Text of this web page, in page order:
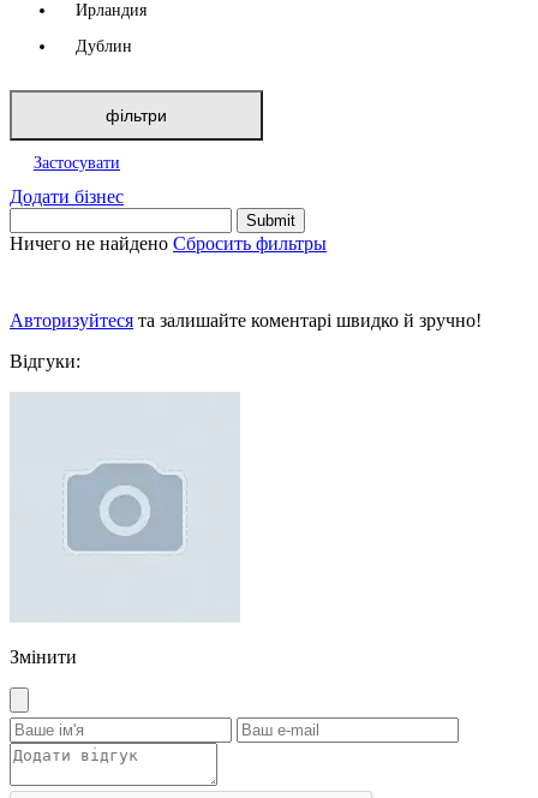
Ирландия
Дублин
фільтри
Застосувати
Додати бізнес
Ничего не найдено Сбросить фильтры
Авторизуйтеся та залишайте коментарі швидко й зручно!
Відгуки:
Змінити